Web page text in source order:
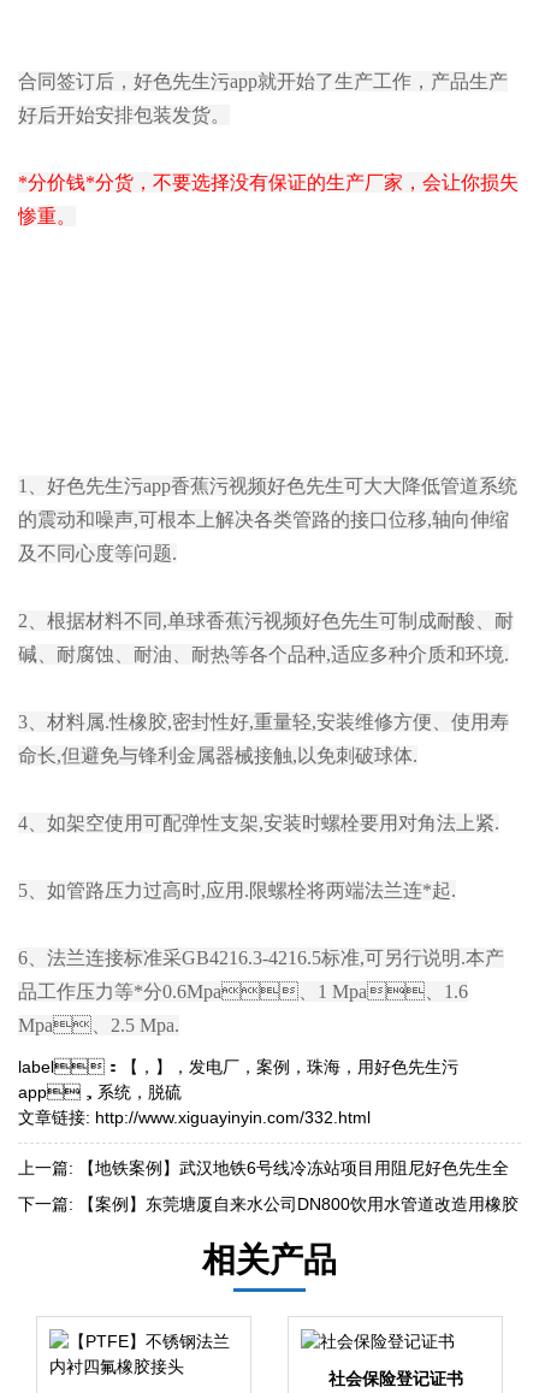
合同签订后，好色先生污app就开始了生产工作，产品生产
好后开始安排包装发货。
*分价钱*分货，不要选择没有保证的生产厂家，会让你损失
惨重。
1、好色先生污app香蕉污视频好色先生可大大降低管道系统
的震动和噪声,可根本上解决各类管路的接口位移,轴向伸缩
及不同心度等问题.
2、根据材料不同,单球香蕉污视频好色先生可制成耐酸、耐
碱、耐腐蚀、耐油、耐热等各个品种,适应多种介质和环境.
3、材料属.性橡胶,密封性好,重量轻,安装维修方便、使用寿
命长,但避免与锋利金属器械接触,以免刺破球体.
4、如架空使用可配弹性支架,安装时螺栓要用对角法上紧.
5、如管路压力过高时,应用.限螺栓将两端法兰连*起.
6、法兰连接标准采GB4216.3-4216.5标准,可另行说明.本产
品工作压力等*分0.6Mpa、1 Mpa、1.6
Mpa、2.5 Mpa.
label： 【 ， 】 ， 发电厂 ， 案例 ， 珠海 ， 用好色先生污
app， 系统 ， 脱硫
文章链接: http://www.xiguayinyin.com/332.html
上一篇:
【地铁案例】武汉地铁6号线冷冻站项目用阻尼好色先生全
视频TV下载
下一篇:
【案例】东莞塘厦自来水公司DN800饮用水管道改造用橡胶
相关产品
社会保险登记证书